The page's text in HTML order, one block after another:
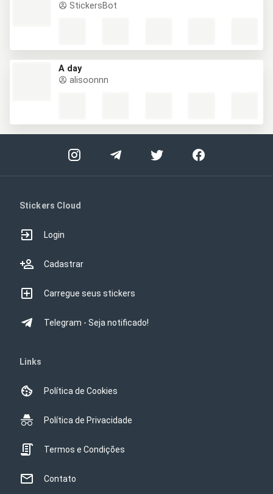
StickersBot
A day
alisoonnn
Stickers Cloud
Login
Cadastrar
Carregue seus stickers
Telegram - Seja notificado!
Links
Política de Cookies
Política de Privacidade
Termos e Condições
Contato